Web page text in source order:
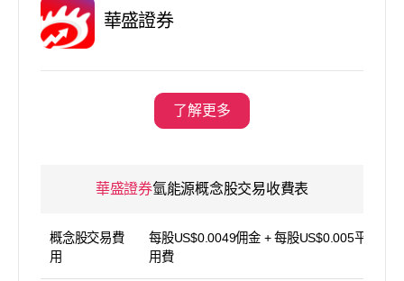
華盛證券
了解更多
華盛證券氫能源概念股交易收費表
概念股交易費
用
每股US$0.0049佣金 + 每股US$0.005平台使
用費